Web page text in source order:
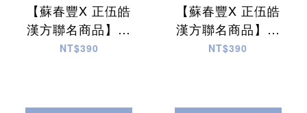
【蘇春豐X 正伍皓
漢方聯名商品】涼
暑茶｜幫助排汗代
NT$390
【蘇春豐X 正伍皓
漢方聯名商品】舒
心茶｜寧心安眠入
NT$390